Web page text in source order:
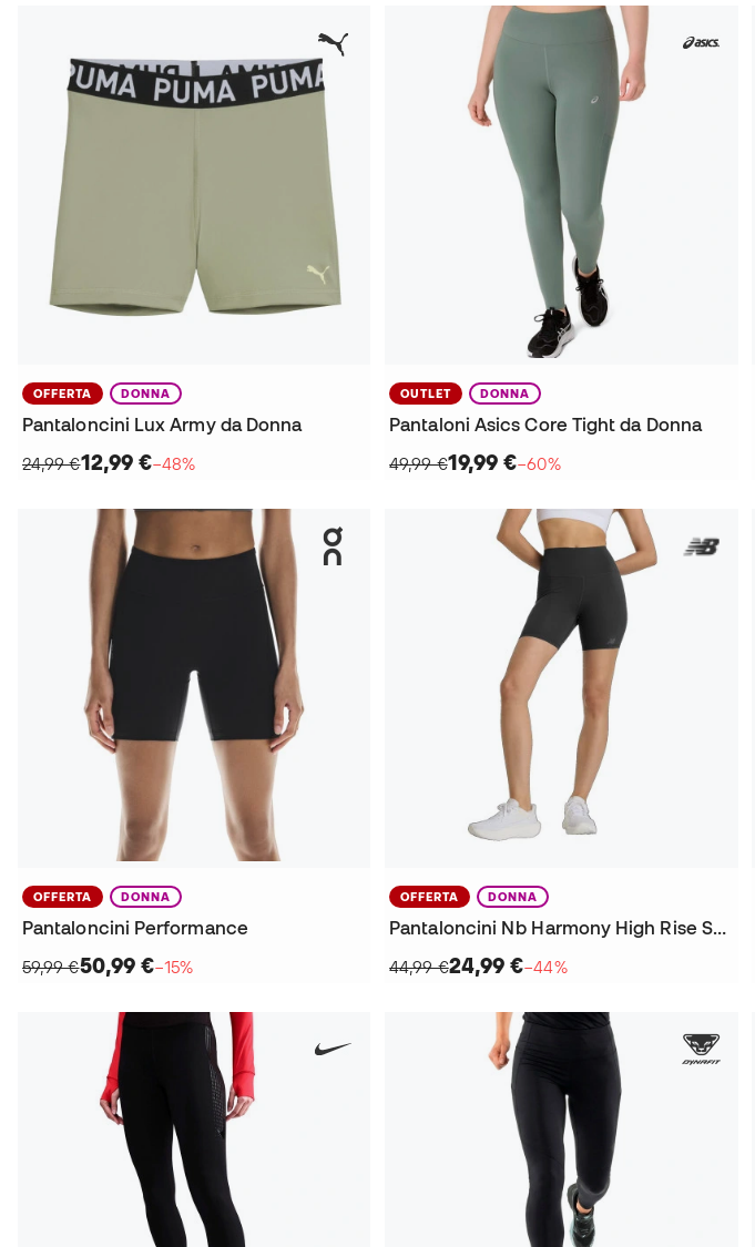
OFFERTA DONNA
Pantaloncini Lux Army da Donna
24,99 €12,99 €−48%
OUTLET DONNA
Pantaloni Asics Core Tight da Donna
49,99 €19,99 €−60%
OFFERTA DONNA
Pantaloncini Performance
59,99 €50,99 €−15%
OFFERTA DONNA
Pantaloncini Nb Harmony High Rise Short 6"
44,99 €24,99 €−44%